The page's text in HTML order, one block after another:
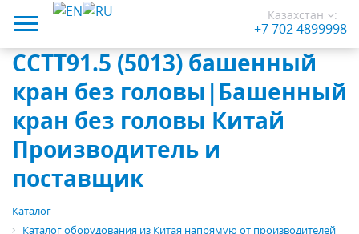
Казахстан
+7 702 4899998
:
CCTT91.5 (5013) башенный
кран без головы|Башенный
кран без головы Китай
Производитель и
поставщик
Каталог
Каталог оборудования из Китая напрямую от производителей